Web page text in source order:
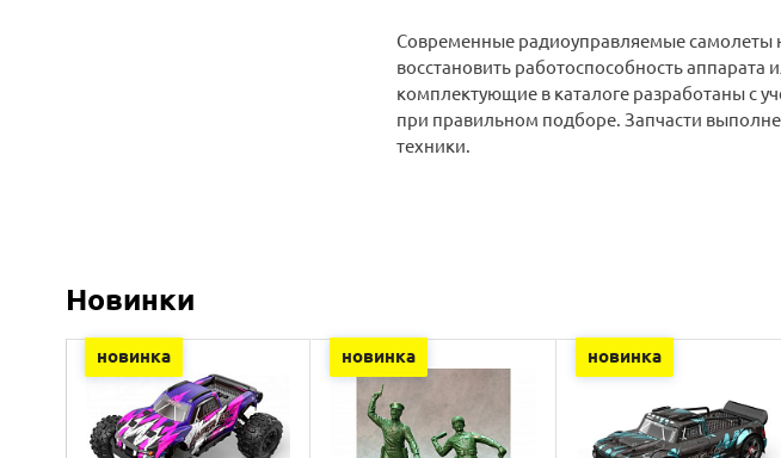
Современные радиоуправляемые самолеты
восстановить работоспособность аппарата
комплектующие в каталоге разработаны с
при правильном подборе. Запчасти
техники.
Новинки
новинка новинка новинка